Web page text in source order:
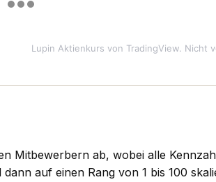
Lupin Aktienkurs von TradingView. Nicht
Mitbewerbern ab, wobei alle
auf einen Rang von 1 bis 100